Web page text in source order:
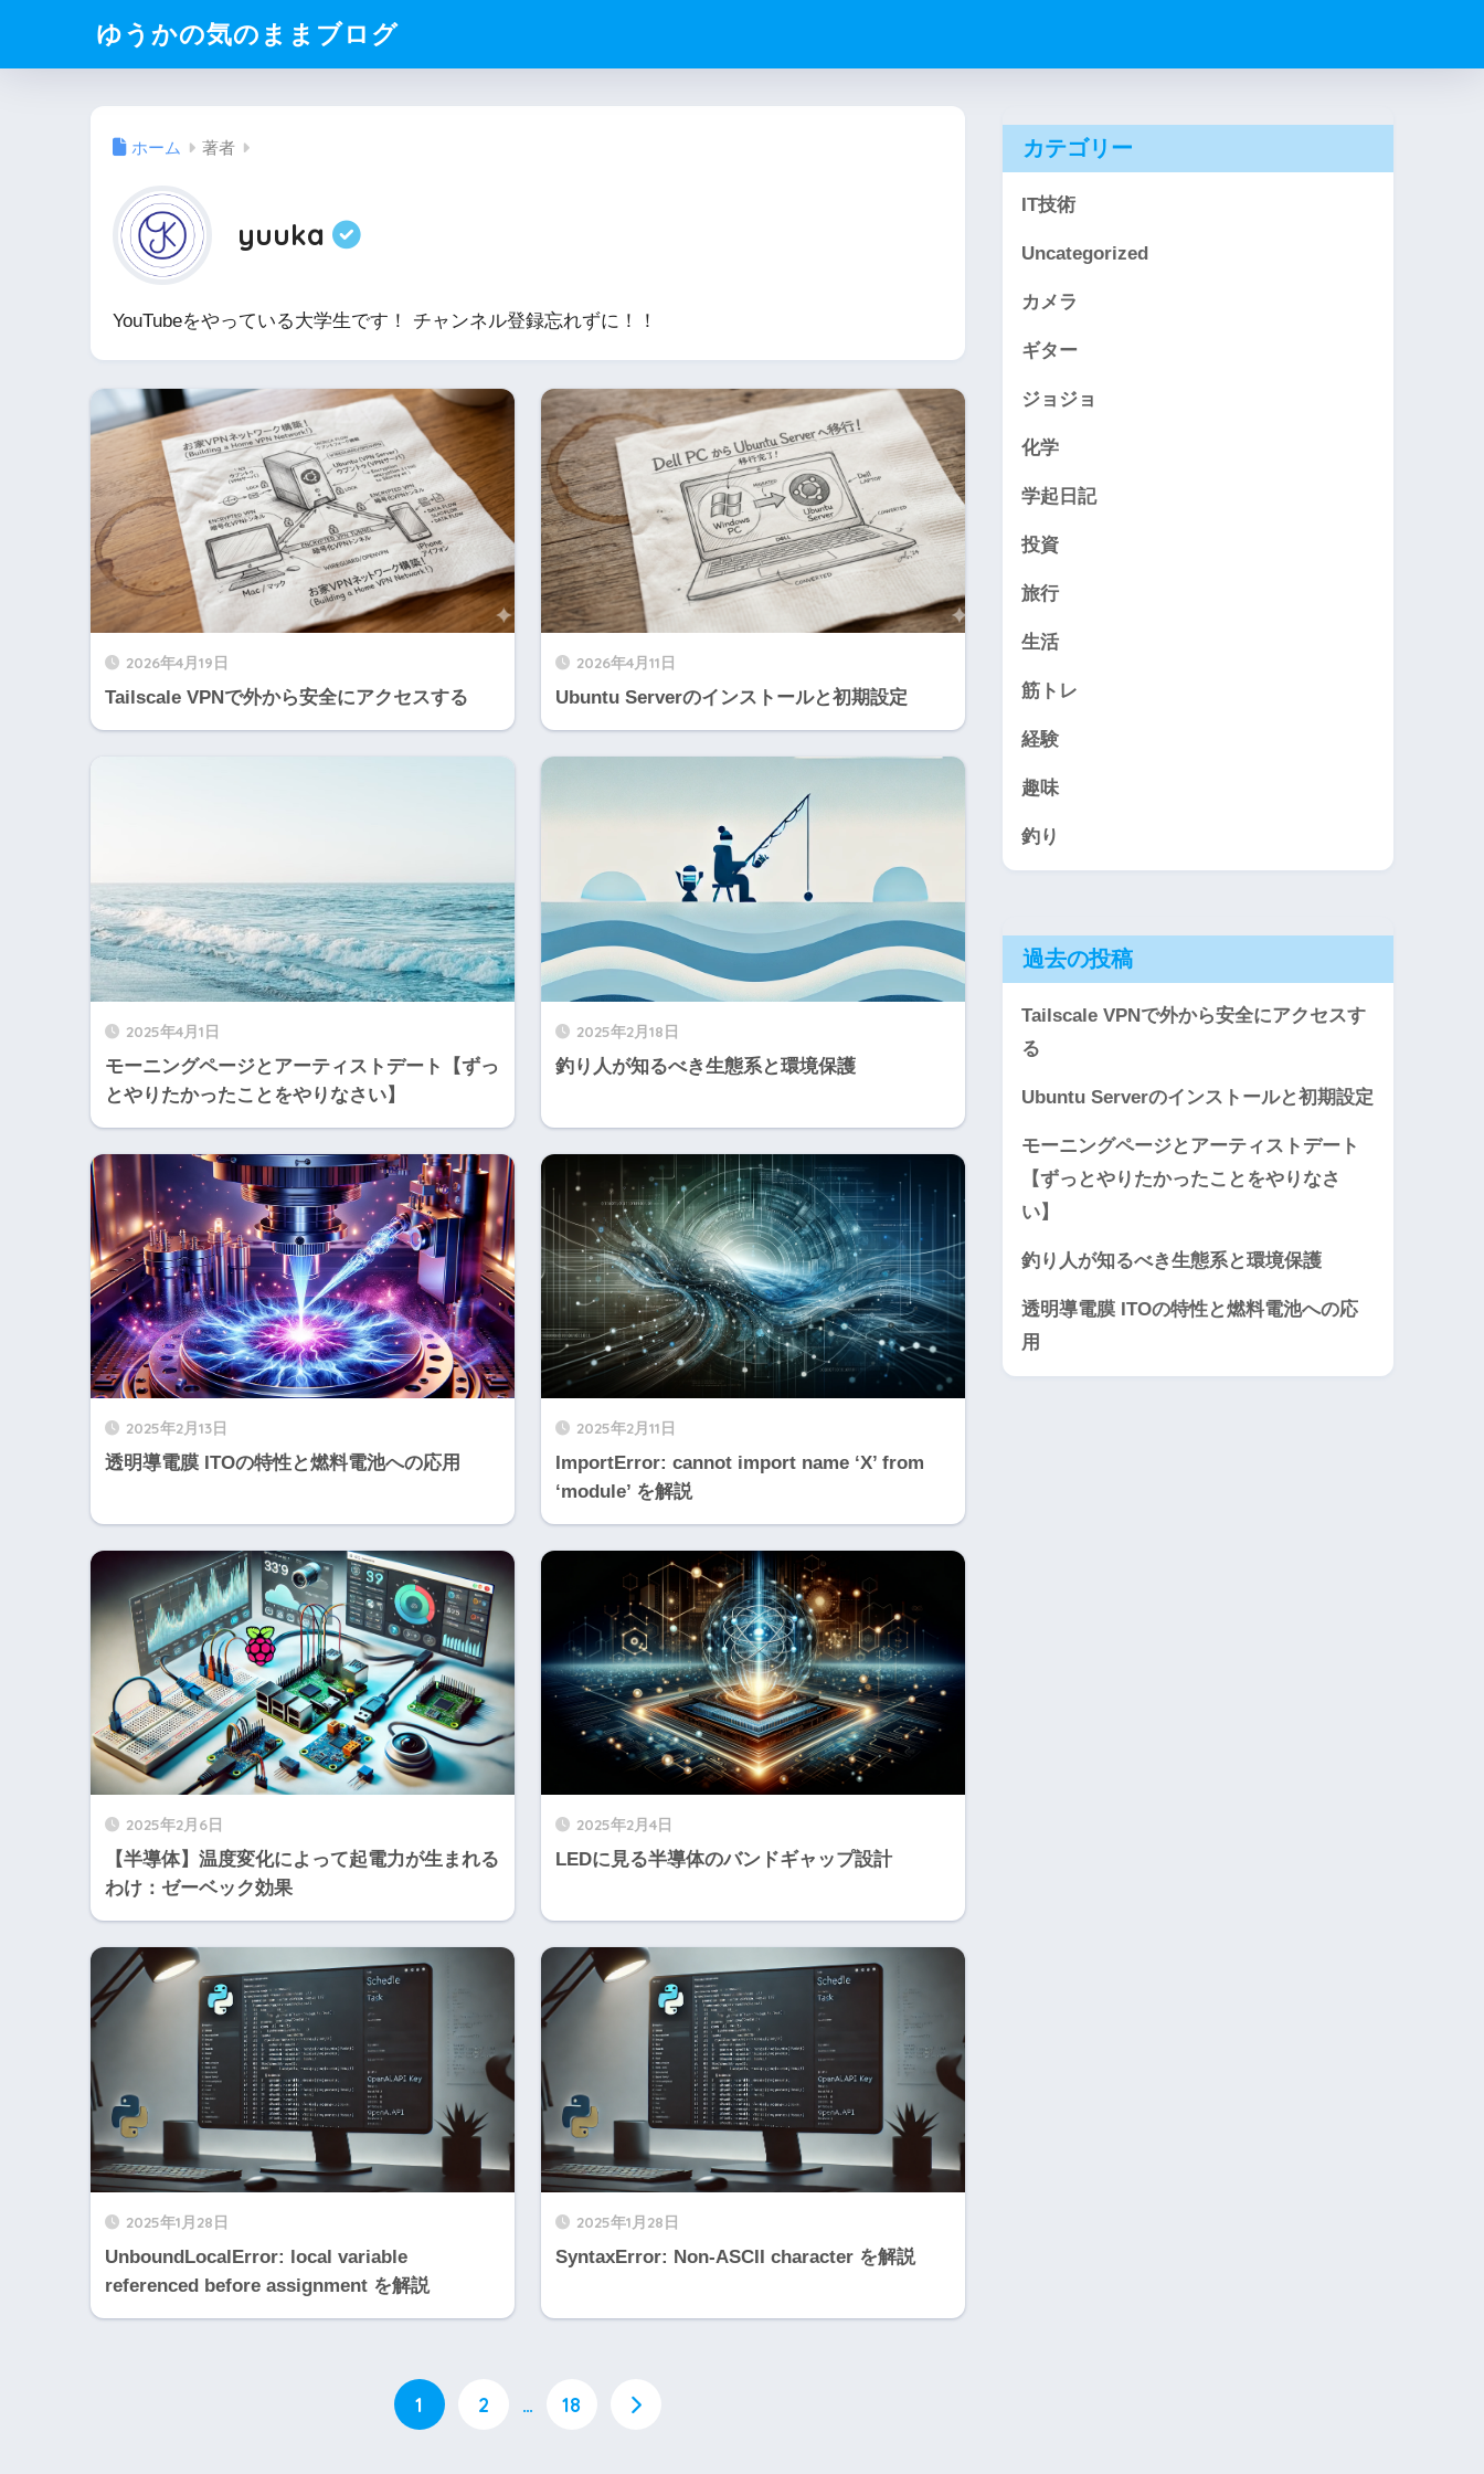
ゆうかの気のままブログ
ホーム 著者
yuuka
YouTubeをやっている大学生です！ チャンネル登録忘れずに！！
2026年4月19日
Tailscale VPNで外から安全にアクセスする
2026年4月11日
Ubuntu Serverのインストールと初期設定
2025年4月1日
モーニングページとアーティストデート【ずっ
とやりたかったことをやりなさい】
2025年2月18日
釣り人が知るべき生態系と環境保護
2025年2月13日
透明導電膜 ITOの特性と燃料電池への応用
2025年2月11日
ImportError: cannot import name ‘X’ from
‘module’ を解説
2025年2月6日
【半導体】温度変化によって起電力が生まれる
わけ：ゼーベック効果
2025年2月4日
LEDに見る半導体のバンドギャップ設計
2025年1月28日
UnboundLocalError: local variable
referenced before assignment を解説
2025年1月28日
SyntaxError: Non-ASCII character を解説
1 2 … 18
カテゴリー
IT技術
Uncategorized
カメラ
ギター
ジョジョ
化学
学起日記
投資
旅行
生活
筋トレ
経験
趣味
釣り
過去の投稿
Tailscale VPNで外から安全にアクセスす
る
Ubuntu Serverのインストールと初期設定
モーニングページとアーティストデート
【ずっとやりたかったことをやりなさ
い】
釣り人が知るべき生態系と環境保護
透明導電膜 ITOの特性と燃料電池への応
用